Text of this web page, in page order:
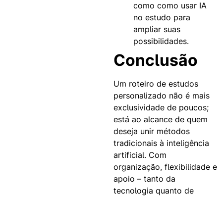
como como usar IA
no estudo para
ampliar suas
possibilidades.
Conclusão
Um roteiro de estudos
personalizado não é mais
exclusividade de poucos;
está ao alcance de quem
deseja unir métodos
tradicionais à inteligência
artificial. Com
organização, flexibilidade e
apoio – tanto da
tecnologia quanto de